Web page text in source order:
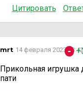
Цитировать
mrt 14 февраля 2023
Прикольная игрушка
пати
-